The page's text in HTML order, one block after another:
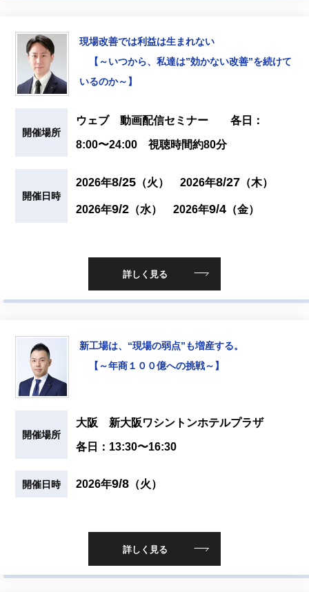
現場改善では利益は生まれない
【～いつから、私達は”効かない改善”を続けて
いるのか～】
開催場所
ウェブ 動画配信セミナー 各日：
8:00〜24:00 視聴時間約80分
開催日時
2026年8/25 （火） 2026年8/27 （木）
2026年9/2 （水） 2026年9/4 （金）
詳しく見る
新工場は、“現場の弱点”も増産する。
【～年商１００億への挑戦～】
開催場所
大阪 新大阪ワシントンホテルプラザ
各日：13:30〜16:30
開催日時 2026年9/8 （火）
詳しく見る